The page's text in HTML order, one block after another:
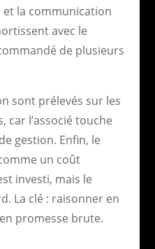
et la communication
avec le
de plusieurs
sont prélevés sur les
car l’associé touche
gestion. Enfin, le
un coût
investi, mais le
La clé : raisonner en
promesse brute.